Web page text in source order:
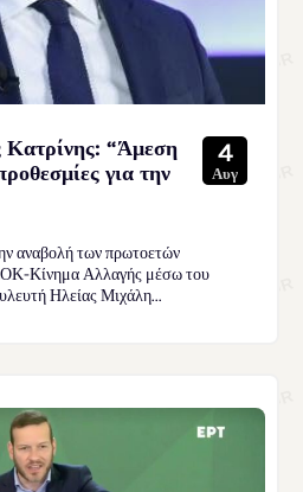
“Άμεση
για την
4
Αυγ
αναβολή των πρωτοετών
Κίνημα Αλλαγής μέσω του
Ηλείας Μιχάλη...